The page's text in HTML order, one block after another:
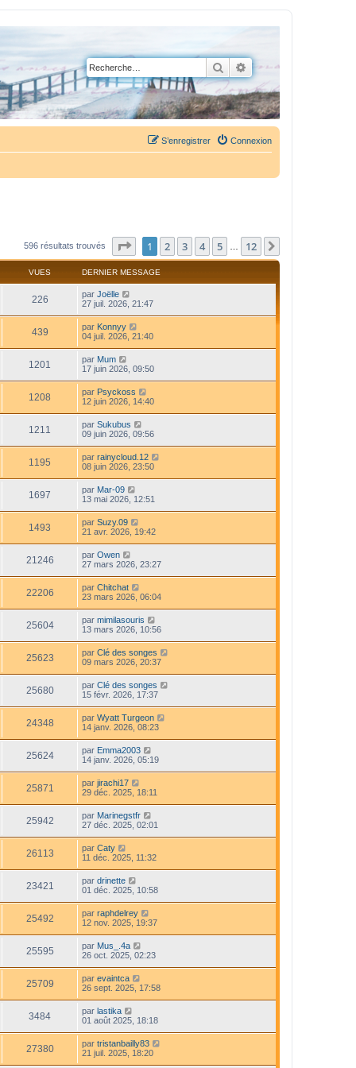
Rechercher
Recherche avancée
Connexion
S’enregistrer
596 résultats trouvés Page sur12
1 2 3 4 5 12
VUES DERNIER MESSAGE
226 par Joëlle
27 juil. 2026, 21:47
439 par Konnyy
04 juil. 2026, 21:40
1201 par Mum
17 juin 2026, 09:50
1208 par Psyckoss
12 juin 2026, 14:40
1211 par Sukubus
09 juin 2026, 09:56
1195 par rainycloud.12
08 juin 2026, 23:50
1697 par Mar-09
13 mai 2026, 12:51
1493 par Suzy.09
21 avr. 2026, 19:42
21246 par Owen
27 mars 2026, 23:27
22206 par Chitchat
23 mars 2026, 06:04
25604 par mimilasouris
13 mars 2026, 10:56
25623 par Clé des songes
09 mars 2026, 20:37
25680 par Clé des songes
15 févr. 2026, 17:37
24348 par Wyatt Turgeon
14 janv. 2026, 08:23
25624 par Emma2003
14 janv. 2026, 05:19
25871 par jirachi17
29 déc. 2025, 18:11
25942 par Marinegstfr
27 déc. 2025, 02:01
26113 par Caty
11 déc. 2025, 11:32
23421 par drinette
01 déc. 2025, 10:58
25492 par raphdelrey
12 nov. 2025, 19:37
25595 par Mus_.4a
26 oct. 2025, 02:23
25709 par evaintca
26 sept. 2025, 17:58
3484 par lastika
01 août 2025, 18:18
27380 par tristanbailly83
21 juil. 2025, 18:20